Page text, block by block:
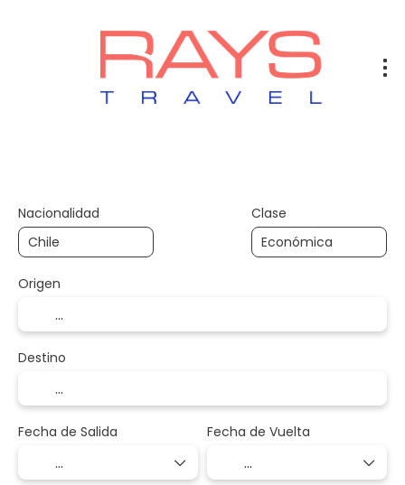
Nacionalidad Clase
Origen
Destino
Fecha de Salida Fecha de Vuelta